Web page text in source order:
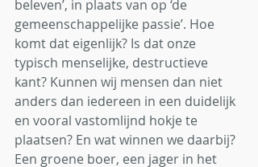
beleven’, in plaats van op ‘de
gemeenschappelijke passie’. Hoe
komt dat eigenlijk? Is dat onze
typisch menselijke, destructieve
kant? Kunnen wij mensen dan niet
anders dan iedereen in een duidelijk
en vooral vastomlijnd hokje te
plaatsen? En wat winnen we daarbij?
Een groene boer, een jager in het